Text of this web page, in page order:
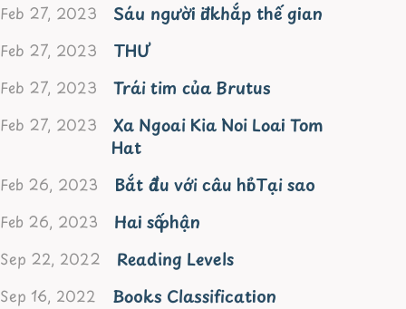
Feb 27, 2023 Sáu người đi khắp thế gian
Feb 27, 2023 THƯ
Feb 27, 2023 Trái tim của Brutus
Feb 27, 2023
Xa Ngoai Kia Noi Loai Tom
Hat
Feb 26, 2023 Bắt đầu với câu hỏi Tại sao
Feb 26, 2023 Hai số phận
Sep 22, 2022 Reading Levels
Sep 16, 2022 Books Classification